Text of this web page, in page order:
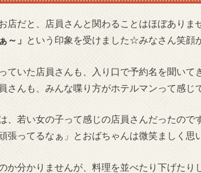
店だと、店員さんと関わることはほぼありま
～」 という印象を受けました☆みなさん笑顔
ていた店員さんも、入り口で予約名を聞いて
さんも、みんな喋り方がホテルマンって感じ
、若い女の子って感じの店員さんだったので
張ってるなぁ」とおばちゃんは微笑ましく思
か分かりませんが、料理を並べたり下げたり